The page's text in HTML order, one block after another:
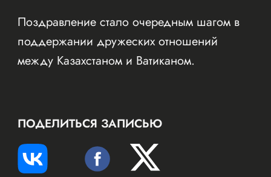
Поздравление стало очередным шагом в
поддержании дружеских отношений
между Казахстаном и Ватиканом.
ПОДЕЛИТЬСЯ ЗАПИСЬЮ